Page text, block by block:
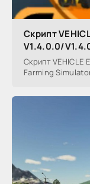
Скрипт
V1.4.0.0/
Скрипт VEHICLE
Farming